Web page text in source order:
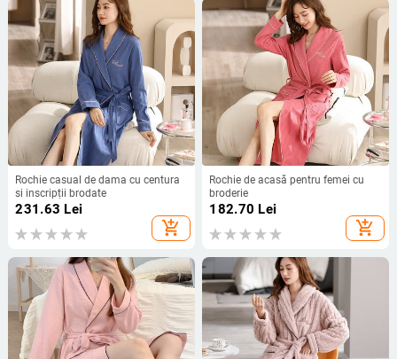
Rochie casual de dama cu centura
si inscripții brodate
231.63 Lei
add_shopping_cart
Rochie de acasă pentru femei cu
broderie
182.70 Lei
add_shopping_cart